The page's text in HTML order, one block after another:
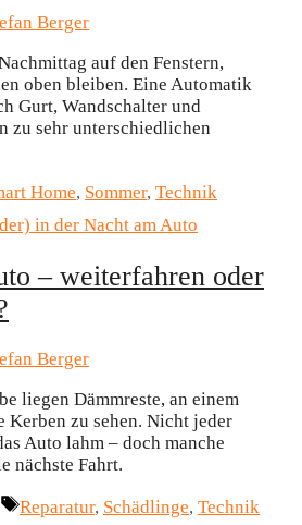
Berger
auf den Fenstern,
oben bleiben. Eine Automatik
Gurt, Wandschalter und
zu sehr unterschiedlichen
Home, Sommer, Technik
– weiterfahren oder
Berger
liegen Dämmreste, an einem
Kerben zu sehen. Nicht jeder
Auto lahm – doch manche
nächste Fahrt.
Schlagwörter
Reparatur, Schädlinge, Technik